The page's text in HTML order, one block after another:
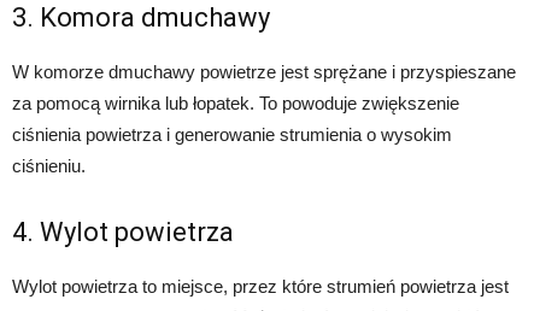
3. Komora dmuchawy
W komorze dmuchawy powietrze jest sprężane i przyspieszane
za pomocą wirnika lub łopatek. To powoduje zwiększenie
ciśnienia powietrza i generowanie strumienia o wysokim
ciśnieniu.
4. Wylot powietrza
Wylot powietrza to miejsce, przez które strumień powietrza jest